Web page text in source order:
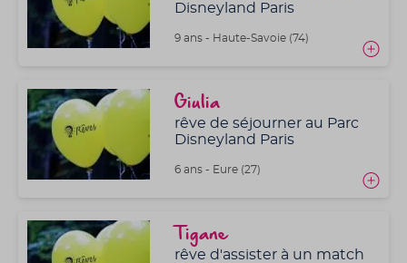
Disneyland Paris
9 ans - Haute-Savoie (74)
Giulia
rêve de séjourner au Parc
Disneyland Paris
6 ans - Eure (27)
Tigane
rêve d'assister à un match